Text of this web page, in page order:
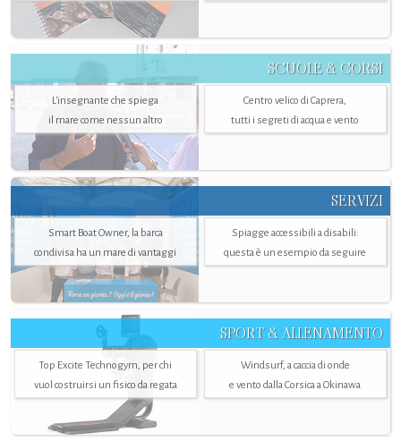
SCUOLE & CORSI
L'insegnante che spiega
il mare come nessun altro
Centro velico di Caprera,
tutti i segreti di acqua e vento
SERVIZI
Smart Boat Owner, la barca
condivisa ha un mare di vantaggi
Spiagge accessibili a disabili:
questa è un esempio da seguire
SPORT & ALLENAMENTO
Top Excite Technogym, per chi
vuol costruirsi un fisico da regata
Windsurf, a caccia di onde
e vento dalla Corsica a Okinawa